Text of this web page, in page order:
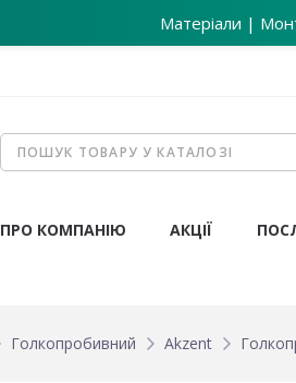
Матеріали |
ПРО КОМПАНІЮ АКЦІЇ
Голкопробивний Akzent